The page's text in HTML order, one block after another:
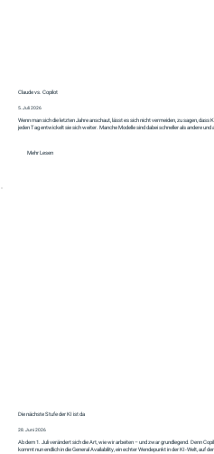
Claude vs. Copilot
5. Juli 2026
Wenn man sich die letzten Jahre anschaut, lässt es sich nicht vermeiden, zu sagen, dass
jeden Tag entwickelt sie sich weiter. Manche Modelle sind dabei schneller als andere und
Mehr Lesen
Die nächste Stufe der KI ist da
28. Juni 2026
Ab dem 1. Juli verändert sich die Art, wie wir arbeiten – und zwar grundlegend. Denn
kommt nun endlich in die General Availability, ein echter Wendepunkt in der KI-Welt, auf